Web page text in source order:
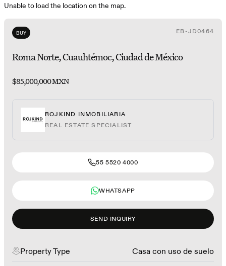
Unable to load the location on the map.
BUY EB-JD0464
Roma Norte, Cuauhtémoc, Ciudad de México
$85,000,000 MXN
ROJKIND INMOBILIARIA
REAL ESTATE SPECIALIST
55 5520 4000
WHATSAPP
SEND INQUIRY
Property Type Casa con uso de suelo